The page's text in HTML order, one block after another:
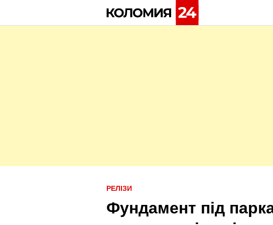
P
o
РЕЛІЗИ
Фундамент під